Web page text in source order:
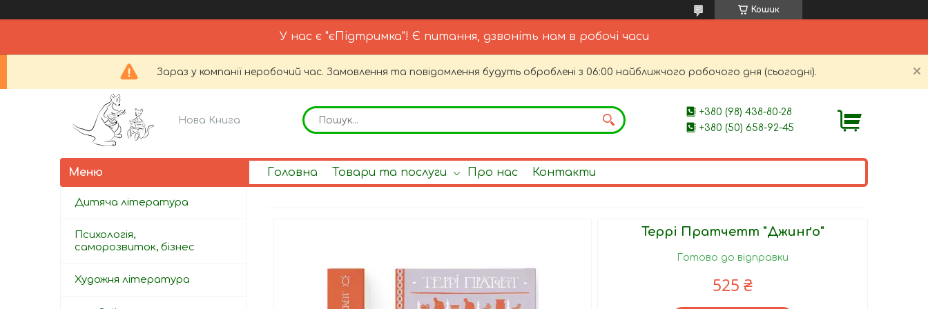
Кошик
У нас є "єПідтримка"! Є питання, дзвоніть нам в робочі часи
Зараз у компанії неробочий час. Замовлення та повідомлення будуть оброблені з 06:00 найближчого робочого дня (сьогодні).
Нова Книга
+380 (98) 438-80-28
+380 (50) 658-92-45
Головна Товари та послуги Про нас Контакти
Террі Пратчетт "Джинґо"
Готово до відправки
525 ₴
Дитяча література
Психологія,
саморозвиток, бізнес
Художня література